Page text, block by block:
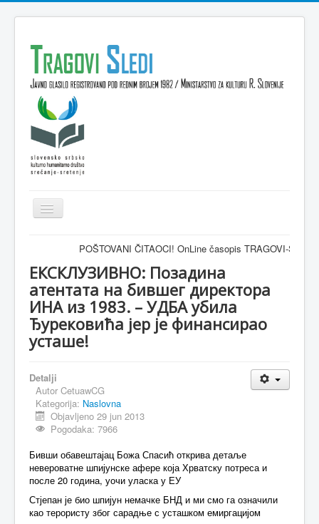
Isključi
navigaciju
VESTI
KULTURA
INTERVJU
MAGAZIN
SPORT
PISMA ČITALACA
IMPRESUM
POŠTOVANI ČITAOCI! OnLine časopis TRAGOVI-
ЕКСКЛУЗИВНО: Позадина
атентата на бившег директора
ИНА из 1983. – УДБА убила
Ђурековића јер је финансирао
усташе!
Detalji
Autor CetuawCG
Kategorija: Naslovna
Objavljeno 29 jun 2013
Pogodaka: 7966
Бивши обавештајац Божа Спасић открива детаље
невероватне шпијунске афере која Хрватску потреса и
после 20 година, уочи уласка у ЕУ
Стјепан је био шпијун немачке БНД и ми смо га означили
као терористу због сарадње с усташком емиргацијом